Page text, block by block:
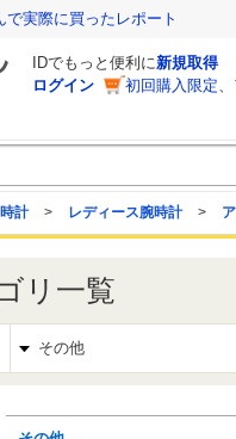
実際に買ったレポート
IDでもっと便利に新規取得
ログイン
初回購入限定
計 > レディース腕時計 >
リ一覧
その他